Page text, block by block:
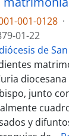
001-0128 ·
01-22
de San
junto
y